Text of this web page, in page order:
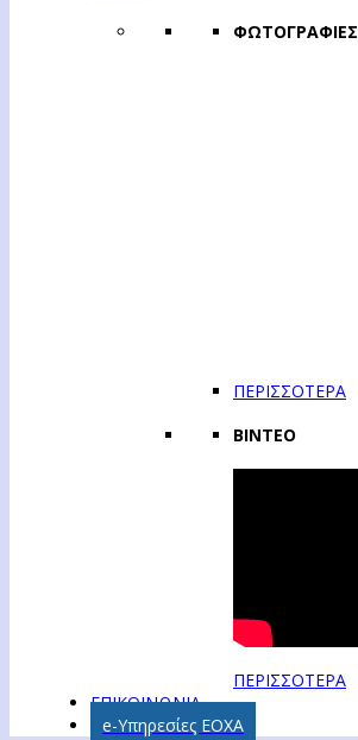
ΦΩΤΟΓΡΑΦΙΕΣ
ΠΕΡΙΣΣΟΤΕΡΑ
ΒΙΝΤΕΟ
ΠΕΡΙΣΣΟΤΕΡΑ
ΕΠΙΚΟΙΝΩΝΙΑ
e-Υπηρεσίες ΕΟΧΑ